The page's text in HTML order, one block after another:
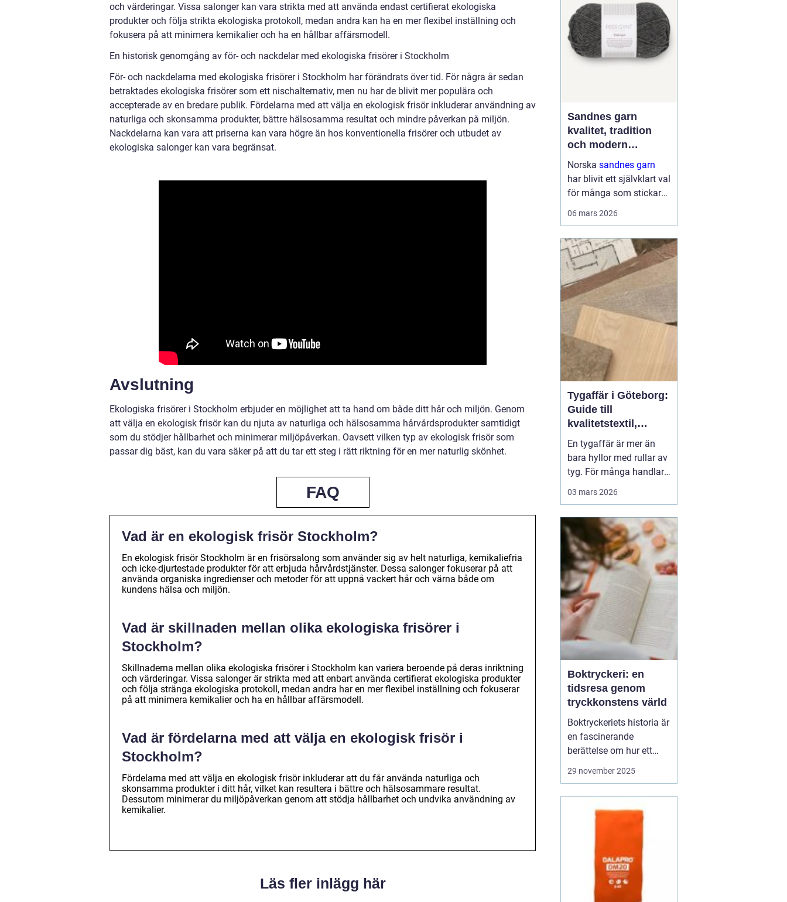
och värderingar. Vissa salonger kan vara strikta med att använda endast certifierat ekologiska
produkter och följa strikta ekologiska protokoll, medan andra kan ha en mer flexibel inställning och
fokusera på att minimera kemikalier och ha en hållbar affärsmodell.
En historisk genomgång av för- och nackdelar med ekologiska frisörer i Stockholm
För- och nackdelarna med ekologiska frisörer i Stockholm har förändrats över tid. För några år sedan
betraktades ekologiska frisörer som ett nischalternativ, men nu har de blivit mer populära och
accepterade av en bredare publik. Fördelarna med att välja en ekologisk frisör inkluderar användning av
naturliga och skonsamma produkter, bättre hälsosamma resultat och mindre påverkan på miljön.
Nackdelarna kan vara att priserna kan vara högre än hos konventionella frisörer och utbudet av
ekologiska salonger kan vara begränsat.
Avslutning
Ekologiska frisörer i Stockholm erbjuder en möjlighet att ta hand om både ditt hår och miljön. Genom
att välja en ekologisk frisör kan du njuta av naturliga och hälsosamma hårvårdsprodukter samtidigt
som du stödjer hållbarhet och minimerar miljöpåverkan. Oavsett vilken typ av ekologisk frisör som
passar dig bäst, kan du vara säker på att du tar ett steg i rätt riktning för en mer naturlig skönhet.
FAQ
Vad är en ekologisk frisör Stockholm?
En ekologisk frisör Stockholm är en frisörsalong som använder sig av helt naturliga, kemikaliefria
och icke-djurtestade produkter för att erbjuda hårvårdstjänster. Dessa salonger fokuserar på att
använda organiska ingredienser och metoder för att uppnå vackert hår och värna både om
kundens hälsa och miljön.
Vad är skillnaden mellan olika ekologiska frisörer i
Stockholm?
Skillnaderna mellan olika ekologiska frisörer i Stockholm kan variera beroende på deras inriktning
och värderingar. Vissa salonger är strikta med att enbart använda certifierat ekologiska produkter
och följa stränga ekologiska protokoll, medan andra har en mer flexibel inställning och fokuserar
på att minimera kemikalier och ha en hållbar affärsmodell.
Vad är fördelarna med att välja en ekologisk frisör i
Stockholm?
Fördelarna med att välja en ekologisk frisör inkluderar att du får använda naturliga och
skonsamma produkter i ditt hår, vilket kan resultera i bättre och hälsosammare resultat.
Dessutom minimerar du miljöpåverkan genom att stödja hållbarhet och undvika användning av
kemikalier.
Läs fler inlägg här
inom
läkemedelsindustrin.
Samtidigt pågår en
snabb om...
Sandnes garn
kvalitet, tradition
och modern
stickglädje
Norska sandnes garn
har blivit ett självklart val
för många som stickar
hållbara kvaliteter och
moderna färger gör att
g...
06 mars 2026
Tygaffär i Göteborg:
Guide till
kvalitetstextil,
sömnad och
inredning
En tygaffär är mer än
bara hyllor med rullar av
tyg. För många handlar
händerna. I Göteborg
finns en lång tradition av
textil...
03 mars 2026
Boktryckeri: en
tidsresa genom
tryckkonstens värld
Boktryckeriets historia är
en fascinerande
berättelse om hur ett
enkelt teknologiskt
Gutenberg till dagens
automatiserade
boktryckeri varit centrum
för mä...
29 november 2025